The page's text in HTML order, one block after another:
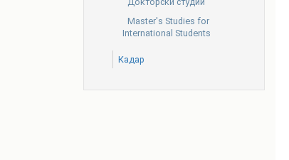
Master's Studies for
International Students
Кадар